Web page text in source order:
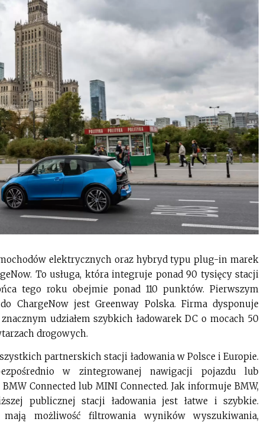
elektrycznych oraz hybryd typu plug-in marek
To usługa, która integruje ponad 90 tysięcy stacji
tego roku obejmie ponad 110 punktów. Pierwszym
ChargeNow jest Greenway Polska. Firma dysponuje
udziałem szybkich ładowarek DC o mocach 50
drogowych.
partnerskich stacji ładowania w Polsce i Europie.
w zintegrowanej nawigacji pojazdu lub
Connected lub MINI Connected. Jak informuje BMW,
publicznej stacji ładowania jest łatwe i szybkie.
mają możliwość filtrowania wyników wyszukiwania,